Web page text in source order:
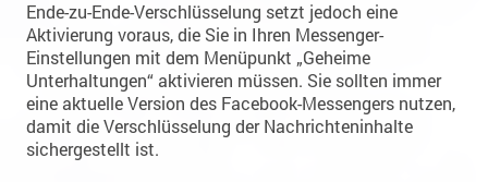
Ende-zu-Ende-Verschlüsselung setzt jedoch eine
Aktivierung voraus, die Sie in Ihren Messenger-
Einstellungen mit dem Menüpunkt „Geheime
Unterhaltungen“ aktivieren müssen. Sie sollten immer
eine aktuelle Version des Facebook-Messengers nutzen,
damit die Verschlüsselung der Nachrichteninhalte
sichergestellt ist.